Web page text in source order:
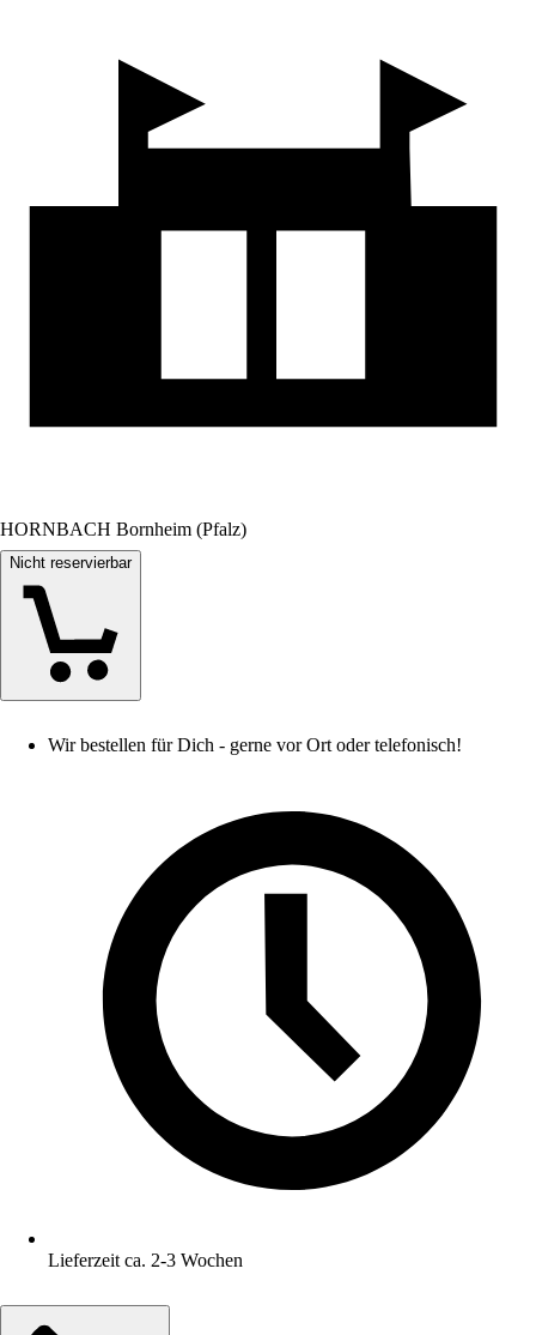
HORNBACH Bornheim (Pfalz)
Nicht reservierbar
Wir bestellen für Dich - gerne vor Ort oder telefonisch!
Lieferzeit ca. 2-3 Wochen